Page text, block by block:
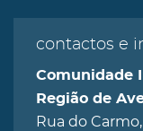
contactos e
Comunidade
Região de
Rua do